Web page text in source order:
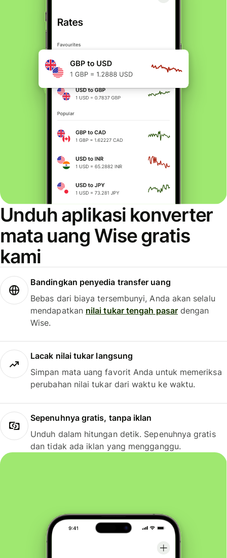
Unduh aplikasi konverter
mata uang Wise gratis
kami
Bandingkan penyedia transfer uang
Bebas dari biaya tersembunyi, Anda akan selalu
mendapatkan nilai tukar tengah pasardengan
Wise.
Lacak nilai tukar langsung
Simpan mata uang favorit Anda untuk memeriksa
perubahan nilai tukar dari waktu ke waktu.
Sepenuhnya gratis, tanpa iklan
Unduh dalam hitungan detik. Sepenuhnya gratis
dan tidak ada iklan yang mengganggu.